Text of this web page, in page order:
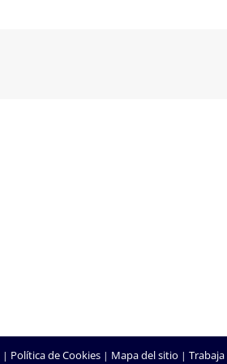
| Política de Cookies | Mapa del sitio |